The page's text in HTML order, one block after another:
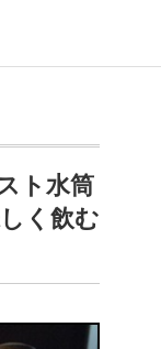
ト水筒
く飲む